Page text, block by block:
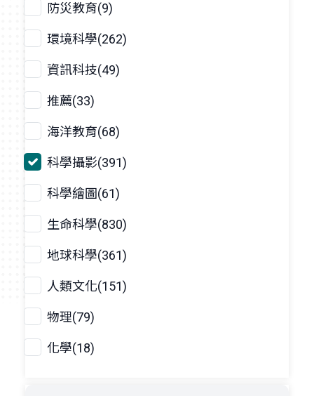
防災教育(9)
環境科學(262)
資訊科技(49)
推薦(33)
海洋教育(68)
科學攝影(391)
科學繪圖(61)
生命科學(830)
地球科學(361)
人類文化(151)
物理(79)
化學(18)